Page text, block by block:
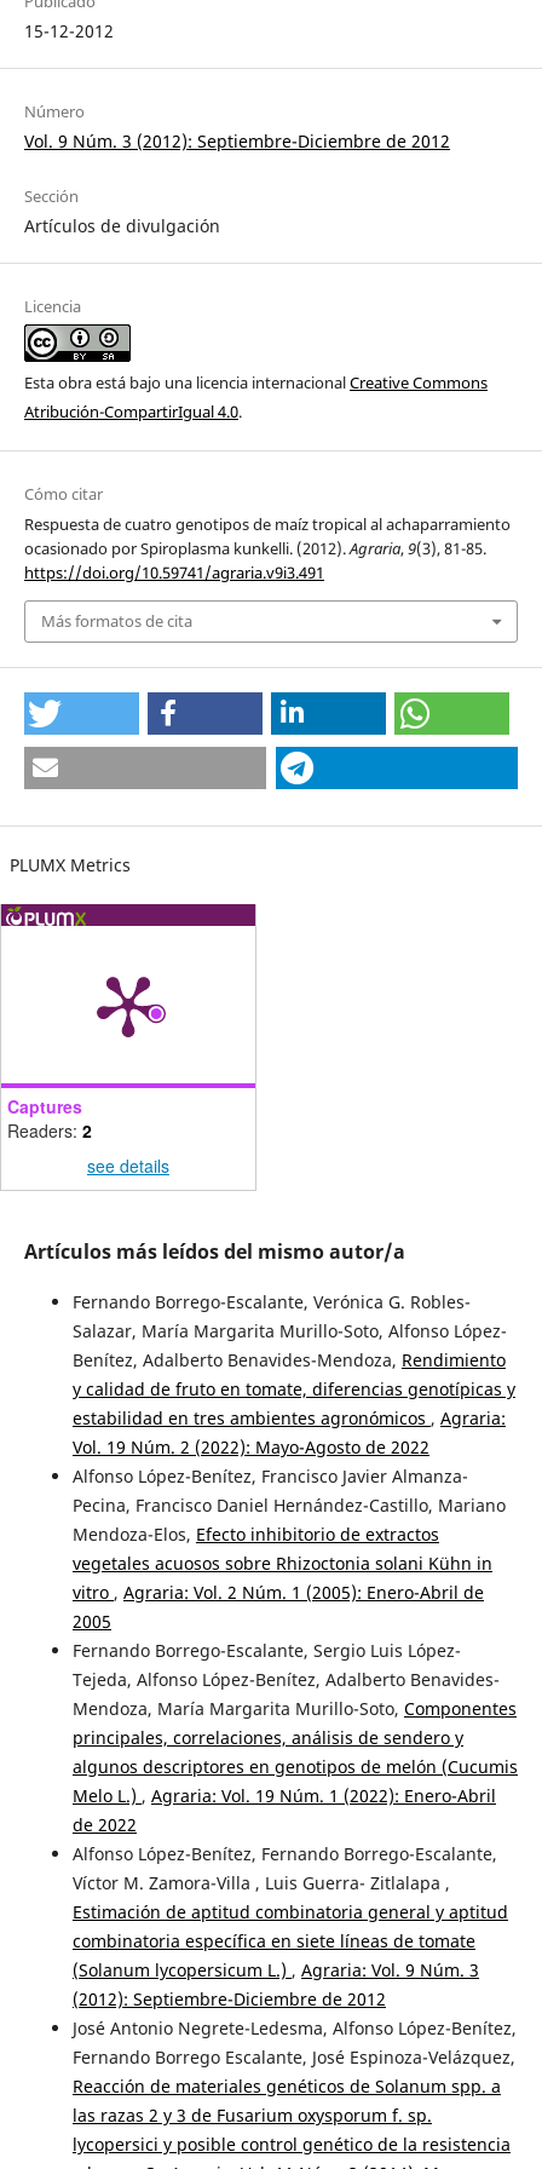
15-12-2012
Número
Vol. 9 Núm. 3 (2012): Septiembre-Diciembre de 2012
Sección
Artículos de divulgación
Licencia
Esta obra está bajo una licencia internacionalCreative Commons
Atribución-CompartirIgual 4.0.
Cómo citar
Respuesta de cuatro genotipos de maíz tropical al achaparramiento
ocasionado por Spiroplasma kunkelli. (2012).Agraria,9(3), 81-85.
https://doi.org/10.59741/agraria.v9i3.491
Más formatos de cita
PLUMX Metrics
Captures
Readers: 2
see details
Artículos más leídos del mismo autor/a
Fernando Borrego-Escalante, Verónica G. Robles-
Salazar, María Margarita Murillo-Soto, Alfonso López-
Benítez, Adalberto Benavides-Mendoza, Rendimiento
y calidad de fruto en tomate, diferencias genotípicas y
estabilidad en tres ambientes agronómicos , Agraria:
Vol. 19 Núm. 2 (2022): Mayo-Agosto de 2022
Alfonso López-Benítez, Francisco Javier Almanza-
Pecina, Francisco Daniel Hernández-Castillo, Mariano
Mendoza-Elos, Efecto inhibitorio de extractos
vegetales acuosos sobre Rhizoctonia solani Kühn in
vitro , Agraria: Vol. 2 Núm. 1 (2005): Enero-Abril de
2005
Fernando Borrego-Escalante, Sergio Luis López-
Tejeda, Alfonso López-Benítez, Adalberto Benavides-
Mendoza, María Margarita Murillo-Soto, Componentes
principales, correlaciones, análisis de sendero y
algunos descriptores en genotipos de melón (Cucumis
Melo L.) , Agraria: Vol. 19 Núm. 1 (2022): Enero-Abril
de 2022
Alfonso López-Benítez, Fernando Borrego-Escalante,
Víctor M. Zamora-Villa , Luis Guerra- Zitlalapa ,
Estimación de aptitud combinatoria general y aptitud
combinatoria específica en siete líneas de tomate
(Solanum lycopersicum L.) , Agraria: Vol. 9 Núm. 3
(2012): Septiembre-Diciembre de 2012
José Antonio Negrete-Ledesma, Alfonso López-Benítez,
Fernando Borrego Escalante, José Espinoza-Velázquez,
Reacción de materiales genéticos de Solanum spp. a
las razas 2 y 3 de Fusarium oxysporum f. sp.
lycopersici y posible control genético de la resistencia